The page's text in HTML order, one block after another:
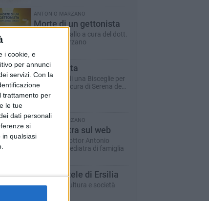
i cookie, e
per annunci
servizi. Con la
trattamento per
le tue
dati personali
si
in qualsiasi
ANTONIO MARZANO
Morte di un gettonista
Racconto giallo a cura del dott.
Antonio Marzano
Dare la vita
Il racconto di una Bisceglie per
il Sociale - a cura di Serena de
Musso
ANTONIO MARZANO
Un pediatra sul web
A cura del dottor Antonio
Marzano - pediatra di famiglia
Le ragnatele di Ersilia
Rubrica di cultura e società